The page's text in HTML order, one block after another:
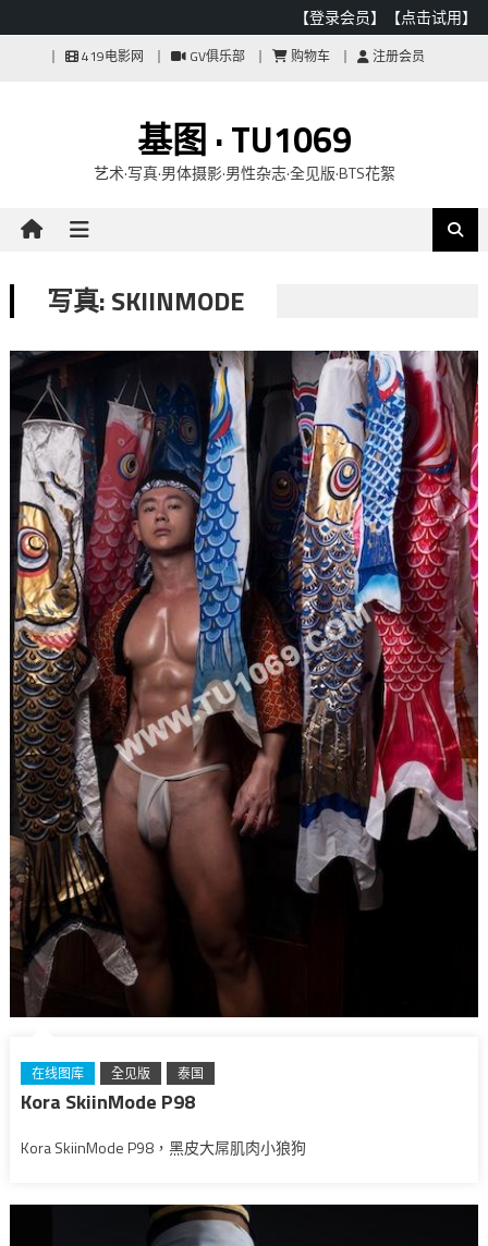
【登录会员】 【点击试用】
419电影网 GV俱乐部 购物车 注册会员
基图 · TU1069
艺术·写真·男体摄影·男性杂志·全见版·BTS花絮
写真: SKIINMODE
在线图库 全见版 泰国
Kora SkiinMode P98
Kora SkiinMode P98，黑皮大屌肌肉小狼狗